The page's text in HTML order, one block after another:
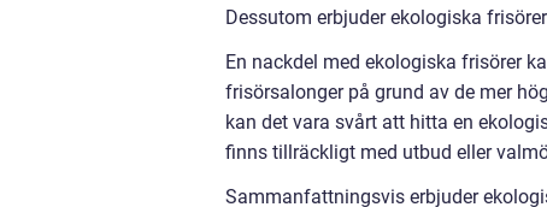
Dessutom erbjuder ekologiska
En nackdel med ekologiska frisörer
frisörsalonger på grund av de mer
kan det vara svårt att hitta en
finns tillräckligt med utbud eller
Sammanfattningsvis erbjuder